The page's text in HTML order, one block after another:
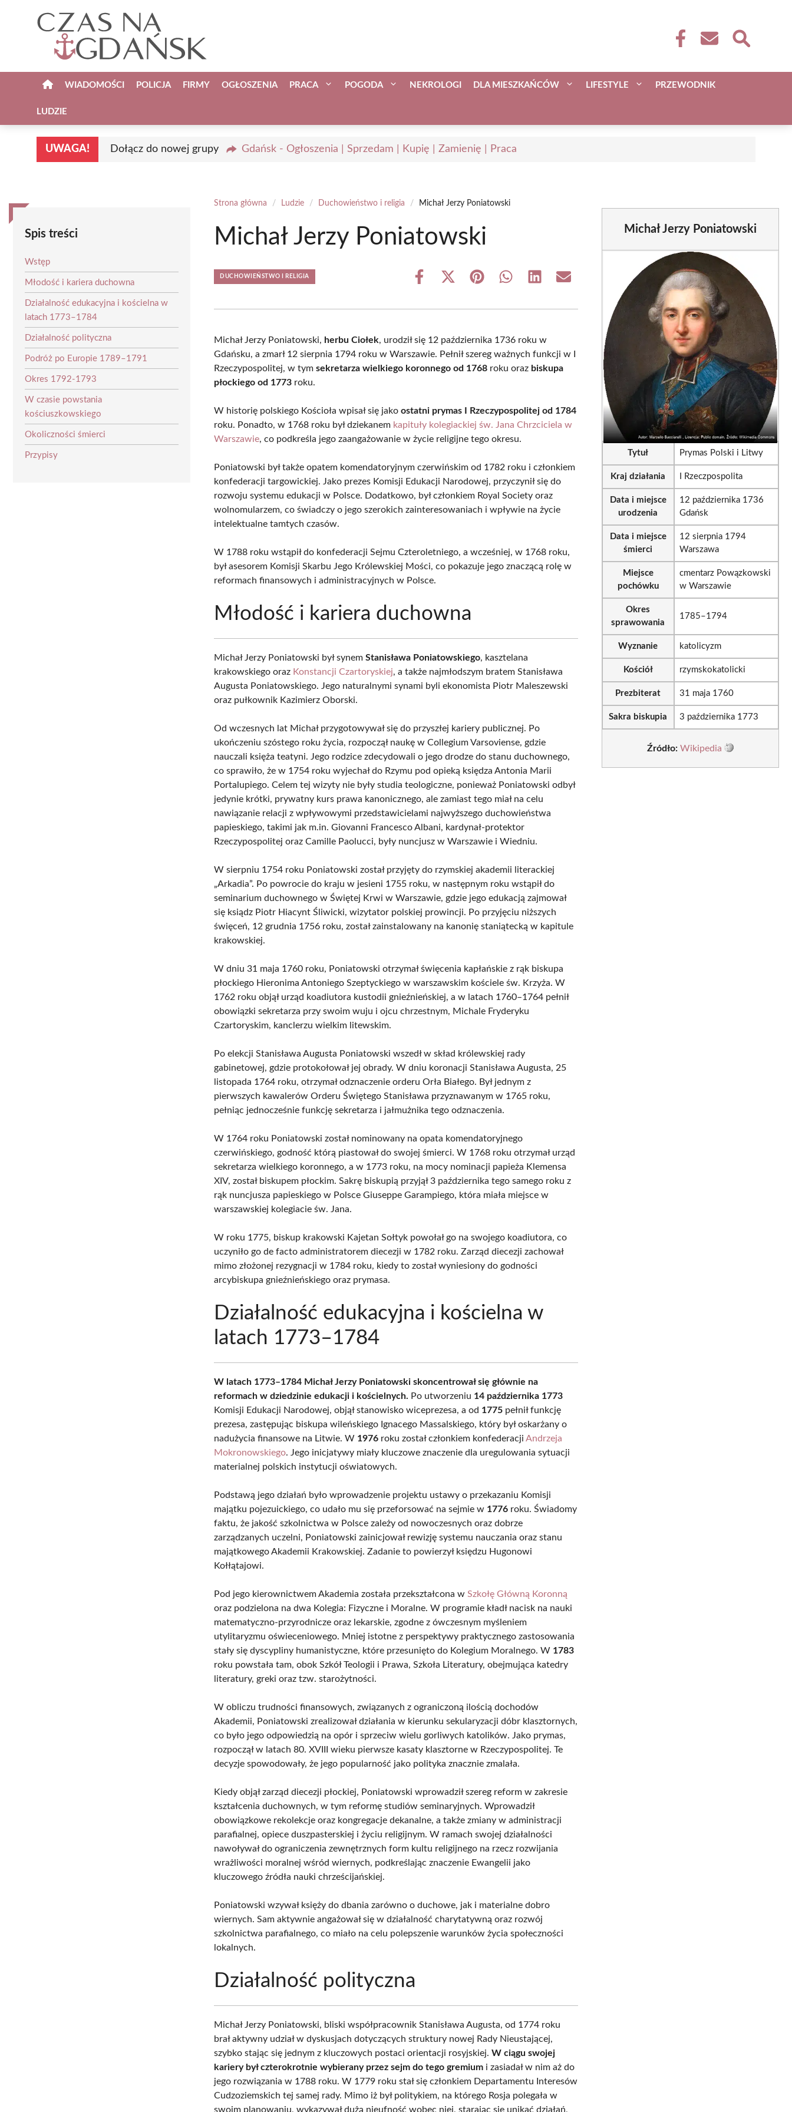
WIADOMOŚCI POLICJA FIRMY OGŁOSZENIA PRACA POGODA NEKROLOGI DLA MIESZKAŃCÓW LIFESTYLE PRZEWODNIK
LUDZIE
UWAGA! Dołącz do nowej grupy Gdańsk - Ogłoszenia | Sprzedam | Kupię | Zamienię | Praca
Spis treści
Wstęp
Młodość i kariera duchowna
Działalność edukacyjna i kościelna w
latach 1773–1784
Działalność polityczna
Podróż po Europie 1789–1791
Okres 1792-1793
W czasie powstania
kościuszkowskiego
Okoliczności śmierci
Przypisy
Strona główna / Ludzie / Duchowieństwo i religia / Michał Jerzy Poniatowski
Michał Jerzy Poniatowski
DUCHOWIEŃSTWO I RELIGIA
Share
Share
(Twitter)
Share Share Share Share
Michał Jerzy Poniatowski, herbu Ciołek, urodził się 12 października 1736 roku w
Gdańsku, a zmarł 12 sierpnia 1794 roku w Warszawie. Pełnił szereg ważnych funkcji w I
Rzeczypospolitej, w tymsekretarza wielkiego koronnego od 1768 roku oraz biskupa
płockiego od 1773 roku.
W historię polskiego Kościoła wpisał się jakoostatni prymas I Rzeczypospolitej od 1784
roku. Ponadto, w 1768 roku był dziekanem kapituły kolegiackiej św. Jana Chrzciciela w
Warszawie, co podkreśla jego zaangażowanie w życie religijne tego okresu.
Poniatowski był także opatem komendatoryjnym czerwińskim od 1782 roku i członkiem
konfederacji targowickiej. Jako prezes Komisji Edukacji Narodowej, przyczynił się do
rozwoju systemu edukacji w Polsce. Dodatkowo, był członkiem Royal Society oraz
wolnomularzem, co świadczy o jego szerokich zainteresowaniach i wpływie na życie
intelektualne tamtych czasów.
W 1788 roku wstąpił do konfederacji Sejmu Czteroletniego, a wcześniej, w 1768 roku,
był asesorem Komisji Skarbu Jego Królewskiej Mości, co pokazuje jego znaczącą rolę w
reformach finansowych i administracyjnych w Polsce.
Młodość i kariera duchowna
Michał Jerzy Poniatowski był synemStanisława Poniatowskiego, kasztelana
krakowskiego oraz Konstancji Czartoryskiej, a także najmłodszym bratem Stanisława
Augusta Poniatowskiego. Jego naturalnymi synami byli ekonomista Piotr Maleszewski
oraz pułkownik Kazimierz Oborski.
Od wczesnych lat Michał przygotowywał się do przyszłej kariery publicznej. Po
ukończeniu szóstego roku życia, rozpoczął naukę w Collegium Varsoviense, gdzie
nauczali księża teatyni. Jego rodzice zdecydowali o jego drodze do stanu duchownego,
co sprawiło, że w 1754 roku wyjechał do Rzymu pod opieką księdza Antonia Marii
Portalupiego. Celem tej wizyty nie były studia teologiczne, ponieważ Poniatowski odbył
jedynie krótki, prywatny kurs prawa kanonicznego, ale zamiast tego miał na celu
nawiązanie relacji z wpływowymi przedstawicielami najwyższego duchowieństwa
papieskiego, takimi jak m.in. Giovanni Francesco Albani, kardynał-protektor
Rzeczypospolitej oraz Camille Paolucci, były nuncjusz w Warszawie i Wiedniu.
W sierpniu 1754 roku Poniatowski został przyjęty do rzymskiej akademii literackiej
„Arkadia”. Po powrocie do kraju w jesieni 1755 roku, w następnym roku wstąpił do
seminarium duchownego w Świętej Krwi w Warszawie, gdzie jego edukacją zajmował
się ksiądz Piotr Hiacynt Śliwicki, wizytator polskiej prowincji. Po przyjęciu niższych
święceń, 12 grudnia 1756 roku, został zainstalowany na kanonię staniątecką w kapitule
krakowskiej.
W dniu 31 maja 1760 roku, Poniatowski otrzymał święcenia kapłańskie z rąk biskupa
płockiego Hieronima Antoniego Szeptyckiego w warszawskim kościele św. Krzyża. W
1762 roku objął urząd koadiutora kustodii gnieźnieńskiej, a w latach 1760–1764 pełnił
obowiązki sekretarza przy swoim wuju i ojcu chrzestnym, Michale Fryderyku
Czartoryskim, kanclerzu wielkim litewskim.
Po elekcji Stanisława Augusta Poniatowski wszedł w skład królewskiej rady
gabinetowej, gdzie protokołował jej obrady. W dniu koronacji Stanisława Augusta, 25
listopada 1764 roku, otrzymał odznaczenie orderu Orła Białego. Był jednym z
pierwszych kawalerów Orderu Świętego Stanisława przyznawanym w 1765 roku,
pełniąc jednocześnie funkcję sekretarza i jałmużnika tego odznaczenia.
W 1764 roku Poniatowski został nominowany na opata komendatoryjnego
czerwińskiego, godność którą piastował do swojej śmierci. W 1768 roku otrzymał urząd
sekretarza wielkiego koronnego, a w 1773 roku, na mocy nominacji papieża Klemensa
XIV, został biskupem płockim. Sakrę biskupią przyjął 3 października tego samego roku z
rąk nuncjusza papieskiego w Polsce Giuseppe Garampiego, która miała miejsce w
warszawskiej kolegiacie św. Jana.
W roku 1775, biskup krakowski Kajetan Sołtyk powołał go na swojego koadiutora, co
uczyniło go de facto administratorem diecezji w 1782 roku. Zarząd diecezji zachował
mimo złożonej rezygnacji w 1784 roku, kiedy to został wyniesiony do godności
arcybiskupa gnieźnieńskiego oraz prymasa.
Działalność edukacyjna i kościelna w
latach 1773–1784
W latach 1773–1784 Michał Jerzy Poniatowski skoncentrował się głównie na
reformach w dziedzinie edukacji i kościelnych. Po utworzeniu 14 października 1773
Komisji Edukacji Narodowej, objął stanowisko wiceprezesa, a od 1775 pełnił funkcję
prezesa, zastępując biskupa wileńskiego Ignacego Massalskiego, który był oskarżany o
nadużycia finansowe na Litwie. W 1976 roku został członkiem konfederacjiAndrzeja
Mokronowskiego. Jego inicjatywy miały kluczowe znaczenie dla uregulowania sytuacji
materialnej polskich instytucji oświatowych.
Podstawą jego działań było wprowadzenie projektu ustawy o przekazaniu Komisji
majątku pojezuickiego, co udało mu się przeforsować na sejmie w 1776 roku. Świadomy
faktu, że jakość szkolnictwa w Polsce zależy od nowoczesnych oraz dobrze
zarządzanych uczelni, Poniatowski zainicjował rewizję systemu nauczania oraz stanu
majątkowego Akademii Krakowskiej. Zadanie to powierzył księdzu Hugonowi
Kołłątajowi.
Pod jego kierownictwem Akademia została przekształcona wSzkołę Główną Koronną
oraz podzielona na dwa Kolegia: Fizyczne i Moralne. W programie kładł nacisk na nauki
matematyczno-przyrodnicze oraz lekarskie, zgodne z ówczesnym myśleniem
utylitaryzmu oświeceniowego. Mniej istotne z perspektywy praktycznego zastosowania
stały się dyscypliny humanistyczne, które przesunięto do Kolegium Moralnego. W 1783
roku powstała tam, obok Szkół Teologii i Prawa, Szkoła Literatury, obejmująca katedry
literatury, greki oraz tzw. starożytności.
W obliczu trudności finansowych, związanych z ograniczoną ilością dochodów
Akademii, Poniatowski zrealizował działania w kierunku sekularyzacji dóbr klasztornych,
co było jego odpowiedzią na opór i sprzeciw wielu gorliwych katolików. Jako prymas,
rozpoczął w latach 80. XVIII wieku pierwsze kasaty klasztorne w Rzeczypospolitej. Te
decyzje spowodowały, że jego popularność jako polityka znacznie zmalała.
Kiedy objął zarząd diecezji płockiej, Poniatowski wprowadził szereg reform w zakresie
kształcenia duchownych, w tym reformę studiów seminaryjnych. Wprowadził
obowiązkowe rekolekcje oraz kongregacje dekanalne, a także zmiany w administracji
parafialnej, opiece duszpasterskiej i życiu religijnym. W ramach swojej działalności
nawoływał do ograniczenia zewnętrznych form kultu religijnego na rzecz rozwijania
wrażliwości moralnej wśród wiernych, podkreślając znaczenie Ewangelii jako
kluczowego źródła nauki chrześcijańskiej.
Poniatowski wzywał księży do dbania zarówno o duchowe, jak i materialne dobro
wiernych. Sam aktywnie angażował się w działalność charytatywną oraz rozwój
szkolnictwa parafialnego, co miało na celu polepszenie warunków życia społeczności
lokalnych.
Działalność polityczna
Michał Jerzy Poniatowski, bliski współpracownik Stanisława Augusta, od 1774 roku
brał aktywny udział w dyskusjach dotyczących struktury nowej Rady Nieustającej,
szybko stając się jednym z kluczowych postaci orientacji rosyjskiej.W ciągu swojej
kariery był czterokrotnie wybierany przez sejm do tego gremium i zasiadał w nim aż do
jego rozwiązania w 1788 roku. W 1779 roku stał się członkiem Departamentu Interesów
Cudzoziemskich tej samej rady. Mimo iż był politykiem, na którego Rosja polegała w
swoim planowaniu, wykazywał dużą nieufność wobec niej, starając się unikać działań,
Michał Jerzy Poniatowski
Tytuł Prymas Polski i Litwy
Kraj działania I Rzeczpospolita
Data i miejsce
urodzenia
12 października 1736
Gdańsk
Data i miejsce
śmierci
12 sierpnia 1794
Warszawa
Miejsce
pochówku
cmentarz Powązkowski
w Warszawie
Okres
sprawowania
1785–1794
Wyznanie katolicyzm
Kościół rzymskokatolicki
Prezbiterat 31 maja 1760
Sakra biskupia 3 października 1773
Źródło: Wikipedia